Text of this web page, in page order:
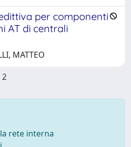
per componenti
AT di centrali
MATTEO
rete interna